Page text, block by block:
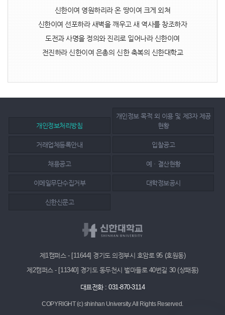
신한이여 영원하리라 온 땅이여 크게 외쳐
신한이여 선포하라 새벽을 깨우고 새 역사를 창조하자
도전과 사명을 정의와 진리로 일어나라 신한이여
전진하라 신한이여 은총의 신한 축복의 신한대학교
개인정보처리방침
개인정보 목적 외 이용 및 제3자 제공
현황
거래업체등록안내 입찰공고
채용공고 예ㆍ결산현황
이메일무단수집거부 대학정보공시
신한신문고
제1캠퍼스 - [11644] 경기도 의정부시 호암로 95 (호원동)
제2캠퍼스 - [11340] 경기도 동두천시 벌마들로 40번길 30 (상패동)
대표전화 : 031-870-3114
COPYRIGHT (c) shinhan University.All Rights Reserved.